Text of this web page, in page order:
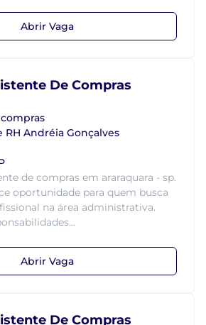
Abrir Vaga
De Compras
RH Andréia Gonçalves
de compras em araraquara - sp.
oportunidade para quem busca
na área administrativa.
Abrir Vaga
De Compras